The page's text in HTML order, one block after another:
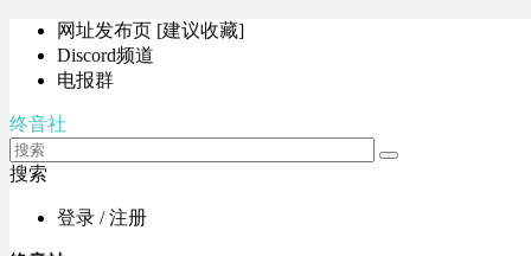
网址发布页 [建议收藏]
Discord频道
电报群
终音社
搜索
登录 / 注册